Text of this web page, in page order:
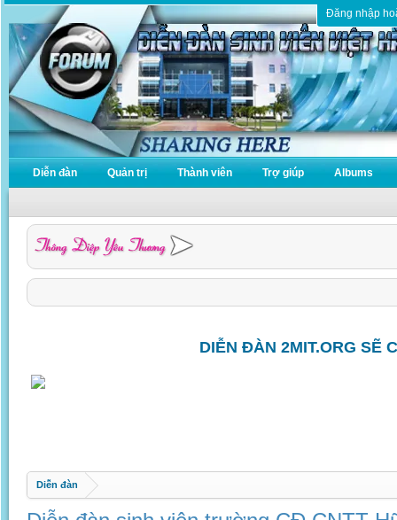
Đăng nhập
Diễn đàn Quản trị Thành viên Trợ giúp Albums
DIỄN ĐÀN 2MIT.ORG SẼ
Diễn đàn